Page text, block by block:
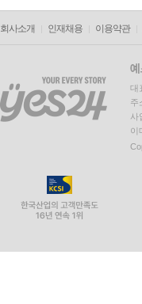
회사소개 인재채용 이용약관
대
주
사
이